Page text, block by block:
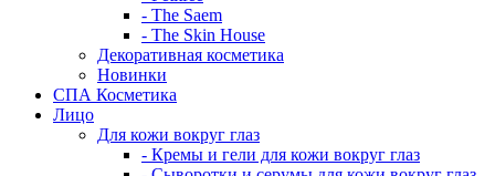
- The Saem
- The Skin House
Декоративная косметика
Новинки
СПА Косметика
Лицо
Для кожи вокруг глаз
- Кремы и гели для кожи вокруг глаз